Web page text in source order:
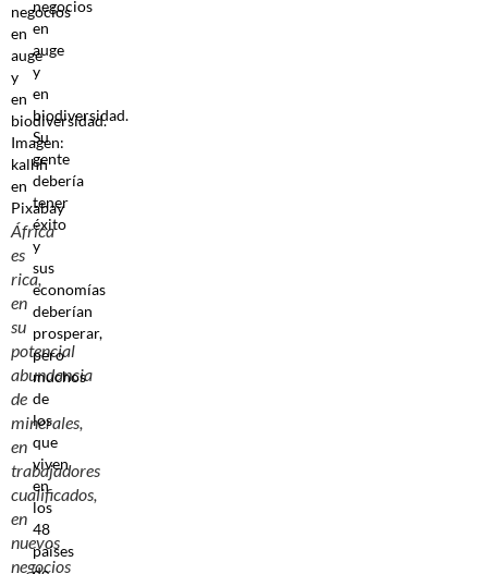
África
es
rica,
en
su
potencial
abundancia
de
minerales,
en
trabajadores
cualificados,
en
nuevos
negocios
negocios
en
auge
y
en
biodiversidad.
Su
gente
debería
tener
éxito
y
sus
economías
deberían
prosperar,
pero
muchos
de
los
que
viven
en
los
48
países